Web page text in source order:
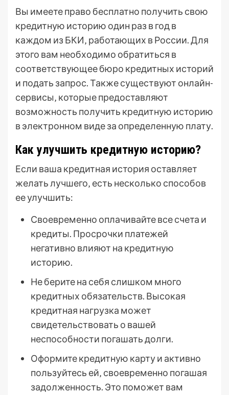
Вы имеете право бесплатно получить свою
кредитную историю один раз в год в
каждом из БКИ‚ работающих в России. Для
этого вам необходимо обратиться в
соответствующее бюро кредитных историй
и подать запрос. Также существуют онлайн-
сервисы‚ которые предоставляют
возможность получить кредитную историю
в электронном виде за определенную плату.
Как улучшить кредитную историю?
Если ваша кредитная история оставляет
желать лучшего‚ есть несколько способов
ее улучшить:
Своевременно оплачивайте все счета и
кредиты. Просрочки платежей
негативно влияют на кредитную
историю.
Не берите на себя слишком много
кредитных обязательств. Высокая
кредитная нагрузка может
свидетельствовать о вашей
неспособности погашать долги.
Оформите кредитную карту и активно
пользуйтесь ей‚ своевременно погашая
задолженность. Это поможет вам